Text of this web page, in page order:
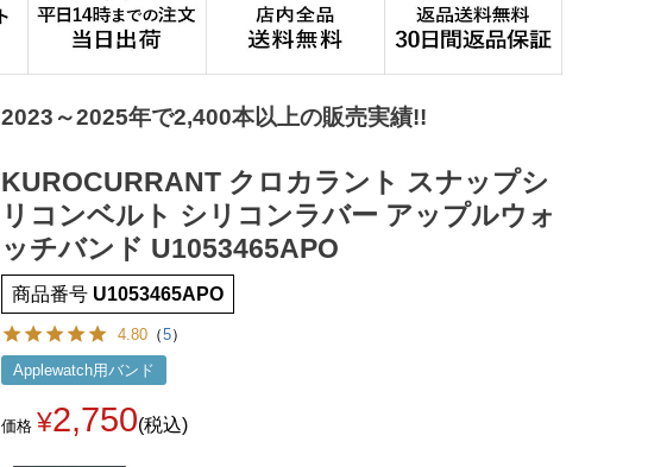
2023～2025年で2,400本以上の販売実績!!
KUROCURRANT クロカラント スナップシ
リコンベルト シリコンラバー アップルウォ
ッチバンド U1053465APO
商品番号 U1053465APO
4.80 （5）
Applewatch用バンド
価格 ¥2,750(税込)